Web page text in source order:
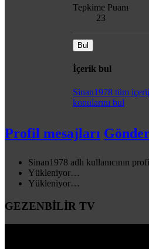
Tepkime Puanı
23
Bul
İçerik bul
Sinan1978 tüm
konularını bul
Profil mesajları
Sinan1978 adlı kullanıcının
Yükleniyor…
Yükleniyor…
GEZENBİLİR TV